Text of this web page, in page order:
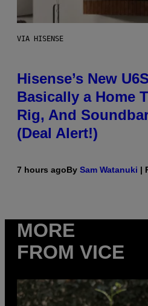
VIA HISENSE
Hisense’s New
Basically a Home
Rig, And
(Deal Alert!)
7 hours agoBy Sam Watanuki |
MORE
FROM VICE